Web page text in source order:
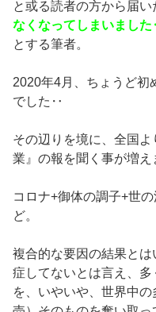
と或る読者の方から届い
なくなってしまいまし
とする筆者。
2020年4月、ちょうど初
でした‥
その辺りを境に、全国
業』の報を聞く事が増
コロナ+御体の調子+世
ど。
複合的な要因の結果と
症してないとは言え、多
を、いやいや、世界中